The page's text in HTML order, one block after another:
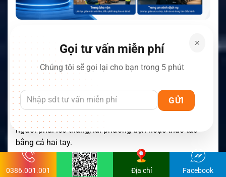
Kết nối phụ kiện Bluetooth
Bluetooth hỗ trợ kết nối phụ kiện âm thanh không dây
và truyền dữ liệu trong cấu hình phù hợp.
Nhân viên có thể sử dụng tai nghe Bluetooth để liên
lạc mà không bị vướng dây. Tính năng này hữu ích với
người phải leo thang, lái phương tiện hoặc thao tác
bằng cả hai tay.
Thông báo kênh bằng giọng nói
Gọi tư vấn miễn phí
Chúng tôi sẽ gọi lại cho bạn trong 5 phút
0386.001.001 Địa chỉ Facebook